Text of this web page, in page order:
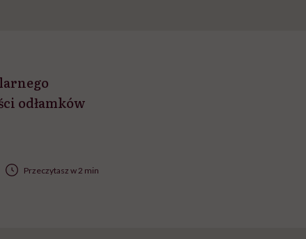
odłamków
Przeczytasz w 2 min